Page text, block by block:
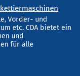
Vorder- und
etc. CDA bietet ein
und
für alle